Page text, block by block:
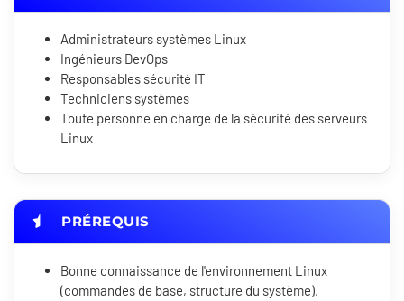
Administrateurs systèmes Linux
Ingénieurs DevOps
Responsables sécurité IT
Techniciens systèmes
Toute personne en charge de la sécurité des serveurs
Linux
PRÉREQUIS
Bonne connaissance de l'environnement Linux
(commandes de base, structure du système).